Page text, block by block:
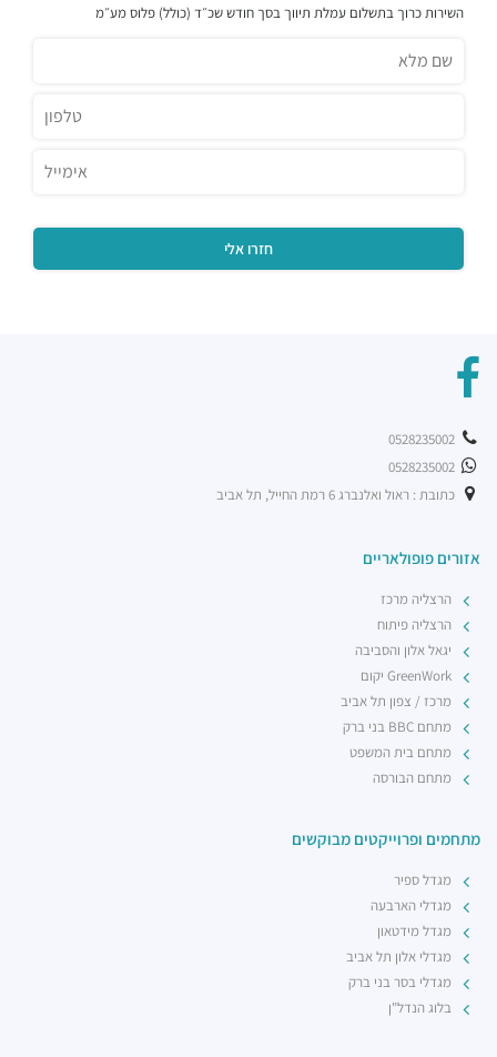
השירות כרוך בתשלום עמלת תיווך בסך חודש שכ״ד (כולל) פלוס מע״מ
מתחמים ופרוייקטים מבוקשים
מגדל ספיר
מגדלי הארבעה
מגדל מידטאון
מגדלי אלון תל אביב
מגדלי בסר בני ברק
בלוג הנדל"ן
אזורים פופולאריים
הרצליה מרכז
הרצליה פיתוח
יגאל אלון והסביבה
GreenWork יקום
מרכז / צפון תל אביב
מתחם BBC בני ברק
מתחם בית המשפט
מתחם הבורסה
כתובת : ראול ואלנברג 6 רמת החייל, תל אביב